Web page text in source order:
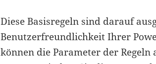
Diese Basisregeln sind darauf
Benutzerfreundlichkeit Ihrer
können die Parameter der